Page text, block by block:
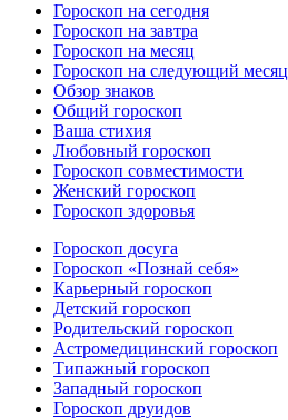
Гороскоп на сегодня
Гороскоп на завтра
Гороскоп на месяц
Гороскоп на следующий месяц
Обзор знаков
Общий гороскоп
Ваша стихия
Любовный гороскоп
Гороскоп совместимости
Женский гороскоп
Гороскоп здоровья
Гороскоп досуга
Гороскоп «Познай себя»
Карьерный гороскоп
Детский гороскоп
Родительский гороскоп
Астромедицинский гороскоп
Типажный гороскоп
Западный гороскоп
Гороскоп друидов